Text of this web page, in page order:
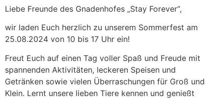
Liebe Freunde des Gnadenhofes „Stay Forever“,
wir laden Euch herzlich zu unserem Sommerfest am
25.08.2024 von 10 bis 17 Uhr ein!
Freut Euch auf einen Tag voller Spaß und Freude mit
spannenden Aktivitäten, leckeren Speisen und
Getränken sowie vielen Überraschungen für Groß und
Klein. Lernt unsere lieben Tiere kennen und genießt